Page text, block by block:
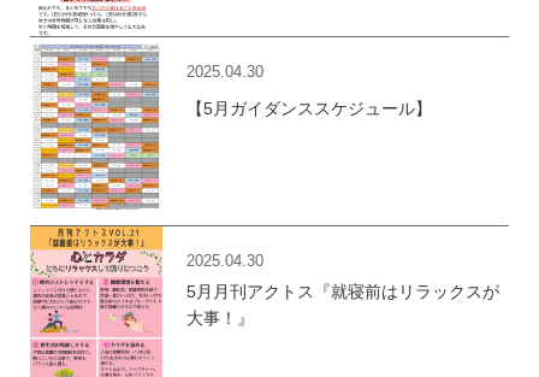
2025.04.30
【5月ガイダンススケジュール】
2025.04.30
5月月刊アクトス『就寝前はリラックスが
大事！』